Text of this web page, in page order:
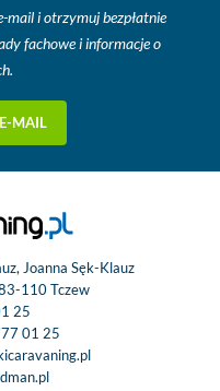
mail i otrzymuj bezpłatnie
fachowe i informacje o
MAIL
Joanna Sęk-Klauz
110 Tczew
25
01 25